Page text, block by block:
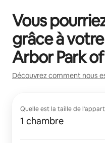
Vous
grâce à
Arbor Park
Découvrez comment nous
Quelle est la taille de
1 chambre